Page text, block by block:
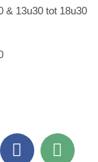
& 13u30 tot 18u30